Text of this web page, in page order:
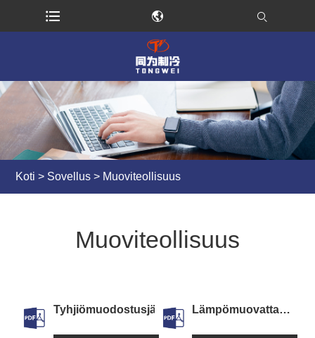
Koti > Sovellus > Muoviteollisuus
Muoviteollisuus
TyhjiömuodostusjäähdyttimetLämpömuovattavat